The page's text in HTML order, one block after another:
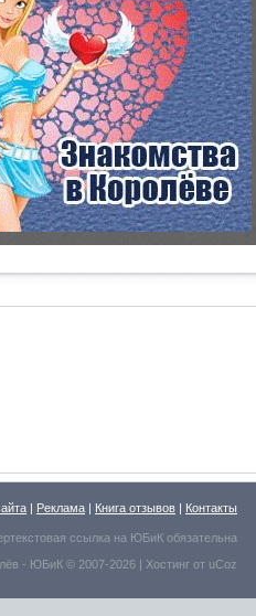
| Реклама | Книга отзывов | Контакты
ссылка на ЮБиК обязательна
- ЮБиК © 2007-2026 | Хостинг от uCoz